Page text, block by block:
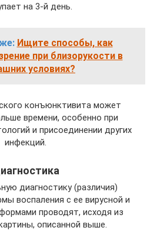
на 3-й день.
Ищите способы, как
при близорукости в
условиях?
конъюнктивита может
времени, особенно при
и присоединении других
инфекций.
диагностику (различия)
воспаления с ее вирусной и
проводят, исходя из
описанной выше.